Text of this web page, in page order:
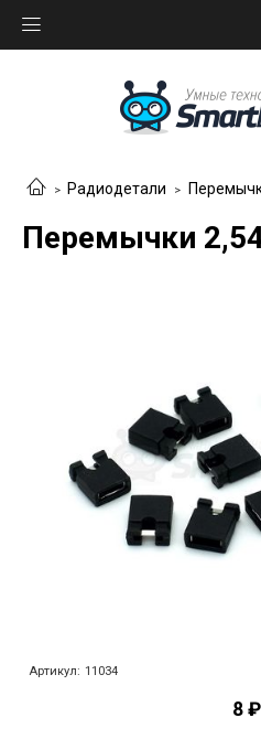
Радиодетали
Перемычки
Артикул: 11034
8 ₽